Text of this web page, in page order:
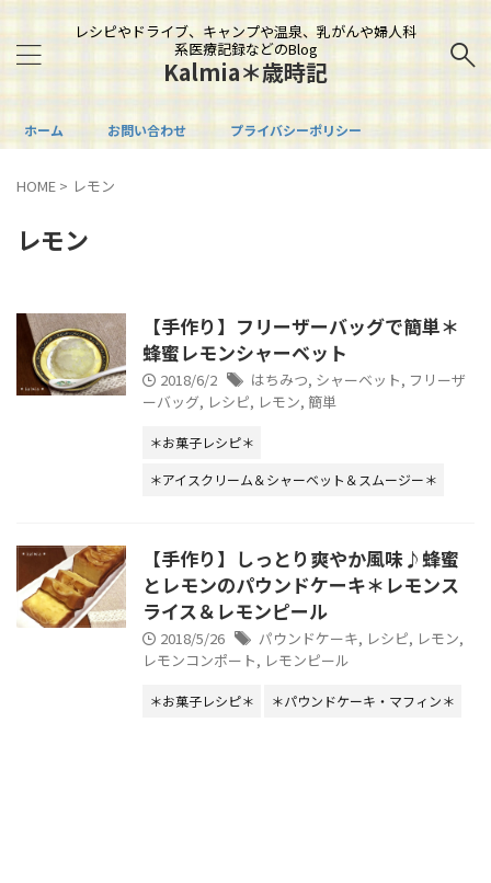
レシピやドライブ、キャンプや温泉、乳がんや婦人科
系医療記録などのBlog
Kalmia＊歳時記
ホーム お問い合わせ プライバシーポリシー
HOME > レモン
レモン
【手作り】フリーザーバッグで簡単＊
蜂蜜レモンシャーベット
2018/6/2 はちみつ, シャーベット, フリーザ
ーバッグ, レシピ, レモン, 簡単
＊お菓子レシピ＊
＊アイスクリーム＆シャーベット＆スムージー＊
【手作り】しっとり爽やか風味♪蜂蜜
とレモンのパウンドケーキ＊レモンス
ライス＆レモンピール
2018/5/26 パウンドケーキ, レシピ, レモン,
レモンコンポート, レモンピール
＊お菓子レシピ＊ ＊パウンドケーキ・マフィン＊